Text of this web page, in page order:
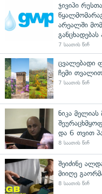
ჯივიპი
არეალში
7 საათის წინ
ცვალებადი
ჩემი
7 საათის წინ
ნიკა
და 6 თვით
8 საათის წინ
შეიძინე
მიიღე
8 საათის წინ